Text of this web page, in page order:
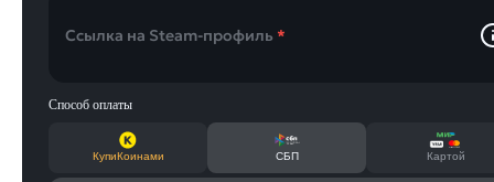
Ссылка на Steam-профиль *
Способ оплаты
КупиКоинами СБП Картой